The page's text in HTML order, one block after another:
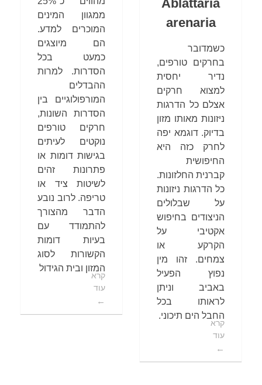
ממגוון המינים
המוכרים למדע.
הם מיוצגים
כמעט בכל
הסדרות. למרות
ההבדלים
המורפולוגיים בין
הסדרות השונות,
חרקים טורפים
נוקטים לעיתים
בגישות דומות או
פתרונות זהים
לשיטות ציד או
טריפה. לרוב נובע
הדבר מהצורך
להתמודד עם
בעיות דומות
הקשורות לסוג
המזון ובית הגידול
קרא
עוד
Ablattaria
arenaria
כשמדובר
בחרקים טורפים,
נדיר יחסית
למצוא חרקים
אצלם כל הדרגות
ניזונות מאותו מזון
בדיוק. דוגמא יפה
לחרק כזה היא
החיפושית
קברנית החלזונות.
כל הדרגות ניזונות
על שבלולים
הניצודים בחיפוש
אקטיבי על
הקרקע או
צמחים. זהו מין
נפוץ הפעיל
באביב וניתן
לראותו בכל
החבל הים תיכוני.
קרא
עוד